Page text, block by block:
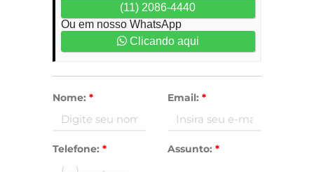
(11) 2086-4440
Ou em nosso WhatsApp
Clicando aqui
Nome: * Email: *
Telefone: * Assunto: *